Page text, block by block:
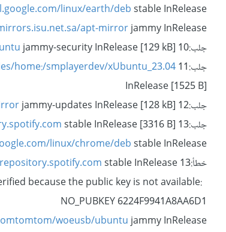
linux/earth/debstable InRelease
apt-mirrorjammy InRelease
جلب:10
jammy-security InRelease [129 kB]
جلب:11
home:/smplayerdev/xUbuntu_23.04
InRelease [1525 B]
جلب:12
jammy-updates InRelease [128 kB]
جلب:13
stable InRelease [3316 B]
linux/chrome/debstable InRelease
خطأ:13
stable InRelease
because the public key is not available:
NO_PUBKEY 6224F9941A8AA6D1
woeusb/ubuntujammy InRelease